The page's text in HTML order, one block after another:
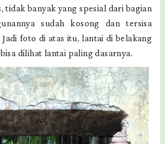
tidak banyak yang spesial dari bagian
sudah kosong dan tersisa
foto di atas itu, lantai di belakang
dilihat lantai paling dasarnya.